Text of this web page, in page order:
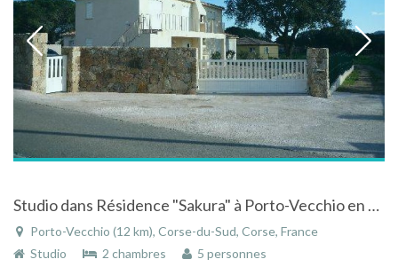
Studio dans Résidence "Sakura" à Porto-Vecchio en Corse du Sud
Porto-Vecchio (12 km), Corse-du-Sud, Corse, France
Studio
2 chambres 5 personnes